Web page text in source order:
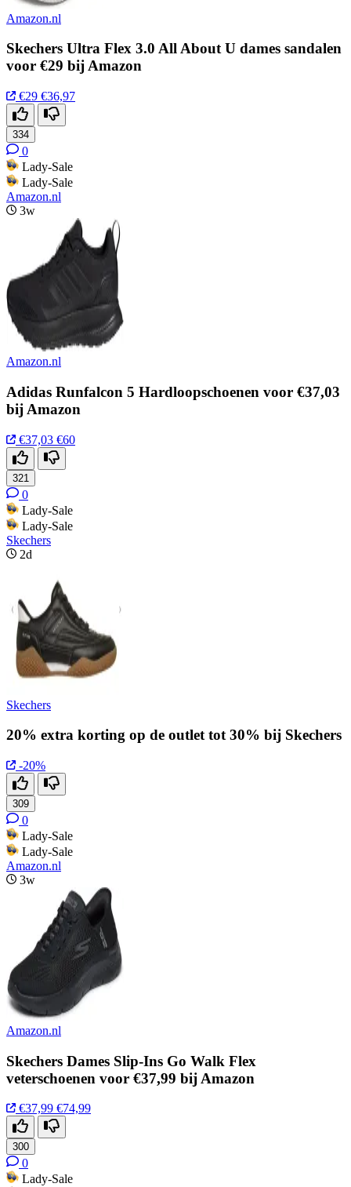
Amazon.nl
Skechers Ultra Flex 3.0 All About U dames sandalen
voor €29 bij Amazon
€29 €36,97
334
0
Lady-Sale
Lady-Sale
Amazon.nl
3w
Amazon.nl
Adidas Runfalcon 5 Hardloopschoenen voor €37,03
bij Amazon
€37,03 €60
321
0
Lady-Sale
Lady-Sale
Skechers
2d
Skechers
20% extra korting op de outlet tot 30% bij Skechers
-20%
309
0
Lady-Sale
Lady-Sale
Amazon.nl
3w
Amazon.nl
Skechers Dames Slip-Ins Go Walk Flex
veterschoenen voor €37,99 bij Amazon
€37,99 €74,99
300
0
Lady-Sale